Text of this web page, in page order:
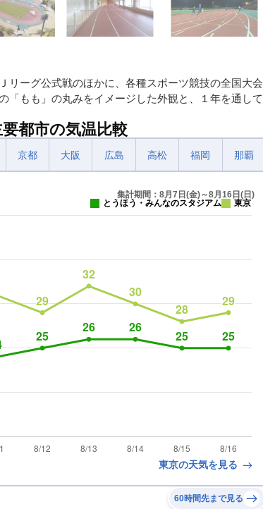
リーグ公式戦のほかに、各種スポーツ競技の全国大会
「もも」の丸みをイメージした外観と、１年を通して
都市の気温比較
京都 大阪 広島 高松 福岡 那覇
集計期間：8月7日(金)～8月16日(日)
とうほう・みんなのスタジアム
東京
東京の天気を見る
60時間先まで見る